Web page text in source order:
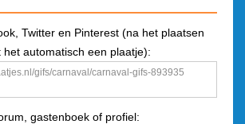
Twitter en Pinterest (na het plaatsen
automatisch een plaatje):
gastenboek of profiel: